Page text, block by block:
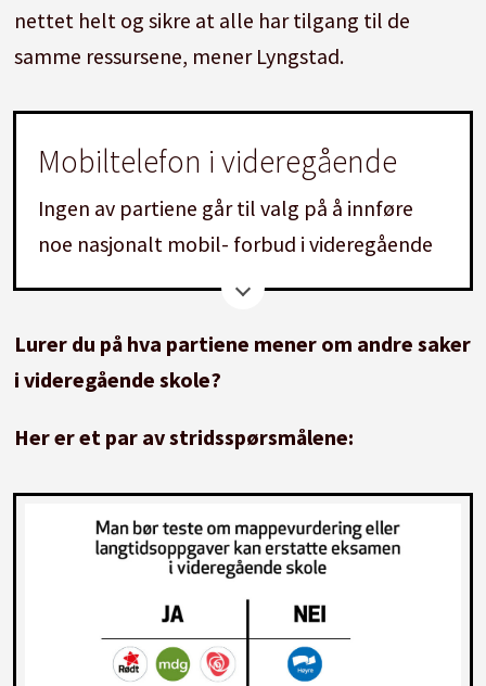
nettet helt og sikre at alle har tilgang til de
samme ressursene, mener Lyngstad.
Mobiltelefon i videregående
Ingen av partiene går til valg på å innføre
noe nasjonalt mobil- forbud i videregående
Men Utdanningsdirektoratet anbefalte i fjor
at mobiltelefoner fjernes fra klasserommet i
skole.
64 prosent av de videregående skolene har
innført mobilregler.
Lurer du på hva partiene mener om andre saker
i videregående skole?
Her er et par av stridsspørsmålene: